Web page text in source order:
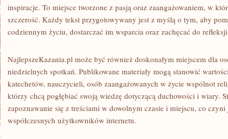
inspiracje. To miejsce tworzone z pasją oraz zaangażowaniem, w
szczerość. Każdy tekst przygotowywany jest z myślą o tym, aby
codziennym życiu, dostarczać im wsparcia oraz zachęcać do
NajlepszeKazania.pl może być również doskonałym miejscem dla
niedzielnych spotkań. Publikowane materiały mogą stanowić
katechetów, nauczycieli, osób zaangażowanych w życie wspólnot
którzy chcą pogłębiać swoją wiedzę dotyczącą duchowości i wiary.
zapoznawanie się z treściami w dowolnym czasie i miejscu, co
współczesnych użytkowników internetu.